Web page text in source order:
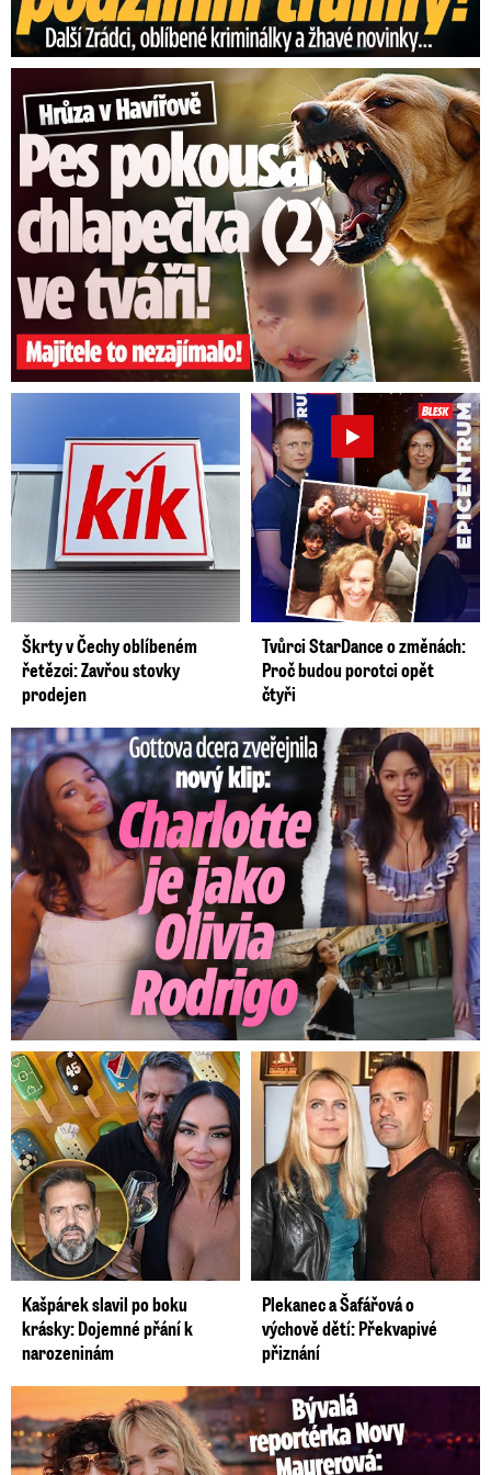
Hrůza v Havířově: Pes pokousal chlapečka (2) ve tváři!
Škrty v Čechy oblíbeném
řetězci: Zavřou stovky
prodejen
Tvůrci StarDance o změnách:
Proč budou porotci opět
čtyři
Gottova dcera zveřejnila nový klip: Je jako Olivie Rodrigo!
Kašpárek slavil po boku
krásky: Dojemné přání k
narozeninám
Plekanec a Šafářová o
výchově dětí: Překvapivé
přiznání
Bývalá reportérka Novy Maurerová: Neustálý boj o lásku s ...